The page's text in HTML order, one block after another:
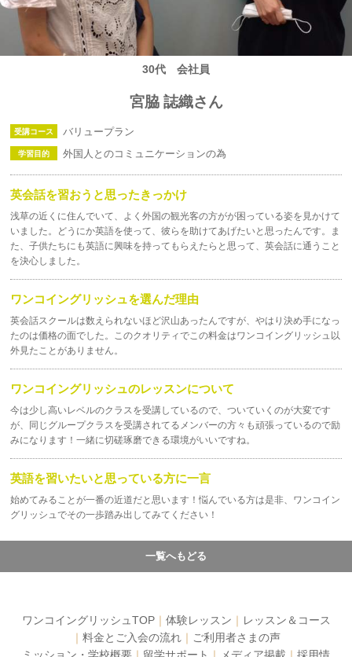
30代 会社員
宮脇 誌織さん
受講コース バリュープラン
学習目的 外国人とのコミュニケーションの為
英会話を習おうと思ったきっかけ
浅草の近くに住んでいて、よく外国の観光客の方がが困っている姿を見かけて
いました。どうにか英語を使って、彼らを助けてあげたいと思ったんです。ま
た、子供たちにも英語に興味を持ってもらえたらと思って、英会話に通うこと
を決心しました。
ワンコイングリッシュを選んだ理由
英会話スクールは数えられないほど沢山あったんですが、やはり決め手になっ
たのは価格の面でした。このクオリティでこの料金はワンコイングリッシュ以
外見たことがありません。
ワンコイングリッシュのレッスンについて
今は少し高いレベルのクラスを受講しているので、ついていくのが大変です
が、同じグループクラスを受講されてるメンバーの方々も頑張っているので励
みになります！一緒に切磋琢磨できる環境がいいですね。
英語を習いたいと思っている方に一言
始めてみることが一番の近道だと思います！悩んでいる方は是非、ワンコイン
グリッシュでその一歩踏み出してみてください！
一覧へもどる
ワンコイングリッシュTOP｜ 体験レッスン ｜ レッスン＆コース
｜ 料金とご入会の流れ ｜ ご利用者さまの声